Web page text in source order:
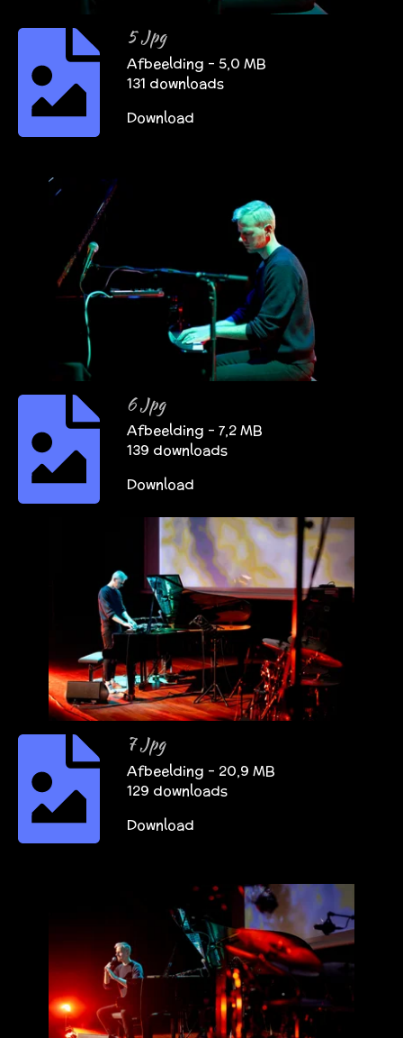
5 Jpg
Afbeelding – 5,0 MB
131 downloads
Download
6 Jpg
Afbeelding – 7,2 MB
139 downloads
Download
7 Jpg
Afbeelding – 20,9 MB
129 downloads
Download